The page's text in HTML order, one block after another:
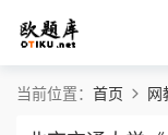
当前位置： 首页 网